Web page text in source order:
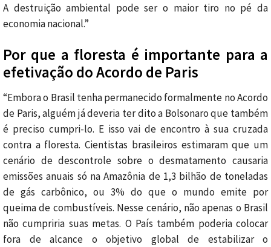
A destruição ambiental pode ser o maior tiro no pé da
economia nacional.”
Por que a floresta é importante para a
efetivação do Acordo de Paris
“Embora o Brasil tenha permanecido formalmente no Acordo
de Paris, alguém já deveria ter dito a Bolsonaro que também
é preciso cumpri-lo. E isso vai de encontro à sua cruzada
contra a floresta. Cientistas brasileiros estimaram que um
cenário de descontrole sobre o desmatamento causaria
emissões anuais só na Amazônia de 1,3 bilhão de toneladas
de gás carbônico, ou 3% do que o mundo emite por
queima de combustíveis. Nesse cenário, não apenas o Brasil
não cumpriria suas metas. O País também poderia colocar
fora de alcance o objetivo global de estabilizar o